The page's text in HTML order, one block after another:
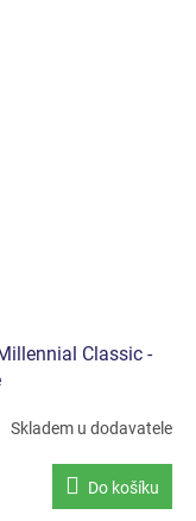
Classic -
Skladem u dodavatele
Do košíku